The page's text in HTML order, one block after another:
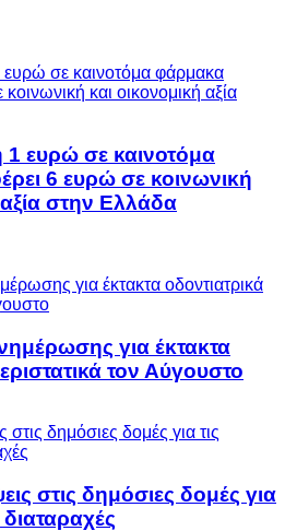
ευρώ σε καινοτόμα
6 ευρώ σε κοινωνική
αξία στην Ελλάδα
για έκτακτα
τον Αύγουστο
στις δημόσιες δομές για
διαταραχές